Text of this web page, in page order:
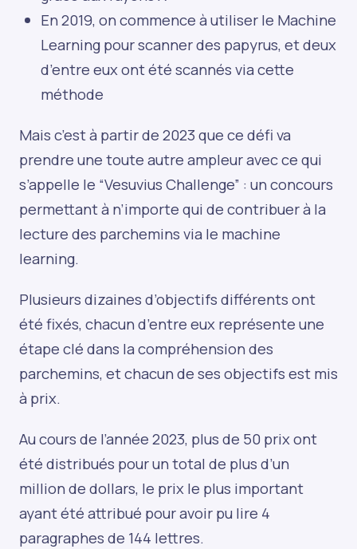
En 2019, on commence à utiliser le Machine
Learning pour scanner des papyrus, et deux
d’entre eux ont été scannés via cette
méthode
Mais c’est à partir de 2023 que ce défi va
prendre une toute autre ampleur avec ce qui
s’appelle le “Vesuvius Challenge” : un concours
permettant à n’importe qui de contribuer à la
lecture des parchemins via le machine
learning.
Plusieurs dizaines d’objectifs différents ont
été fixés, chacun d’entre eux représente une
étape clé dans la compréhension des
parchemins, et chacun de ses objectifs est mis
à prix.
Au cours de l’année 2023, plus de 50 prix ont
été distribués pour un total de plus d’un
million de dollars, le prix le plus important
ayant été attribué pour avoir pu lire 4
paragraphes de 144 lettres.